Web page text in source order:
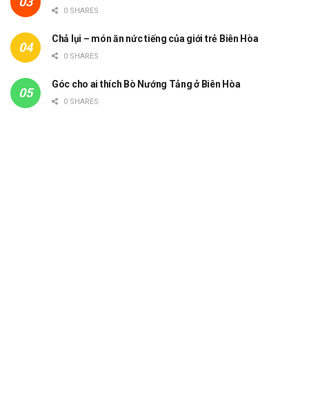
0 SHARES
Chả lụi – món ăn nức tiếng của giới trẻ Biên Hòa
0 SHARES
Góc cho ai thích Bò Nướng Tảng ở Biên Hòa
0 SHARES